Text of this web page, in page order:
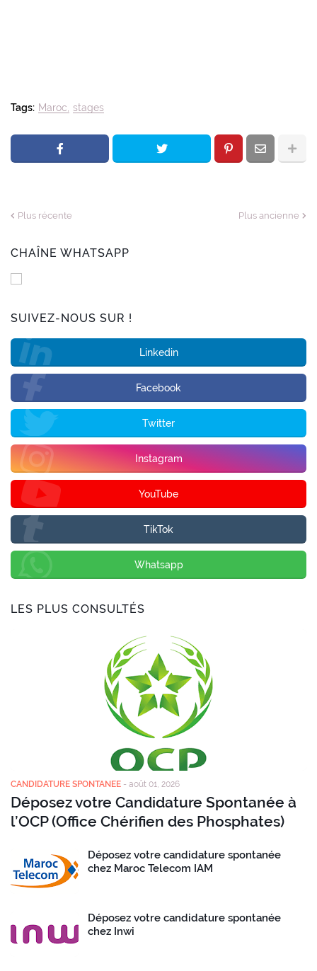
Tags: Maroc stages
Plus récente Plus ancienne
CHAÎNE WHATSAPP
SUIVEZ-NOUS SUR !
Linkedin
Facebook
Twitter
Instagram
YouTube
TikTok
Whatsapp
LES PLUS CONSULTÉS
CANDIDATURE SPONTANEE - août 01, 2026
Déposez votre Candidature Spontanée à
l’OCP (Office Chérifien des Phosphates)
Déposez votre candidature spontanée
chez Maroc Telecom IAM
Déposez votre candidature spontanée
chez Inwi